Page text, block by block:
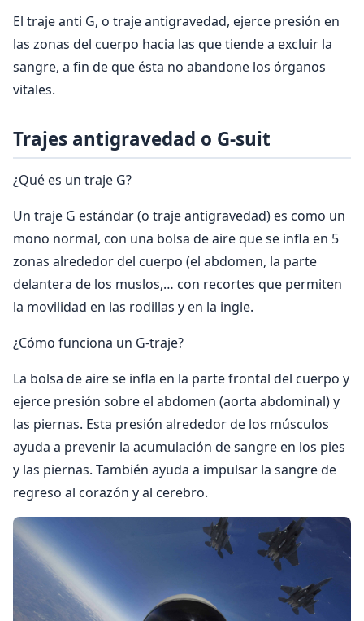
El traje anti G, o traje antigravedad, ejerce presión en
las zonas del cuerpo hacia las que tiende a excluir la
sangre, a fin de que ésta no abandone los órganos
vitales.
Trajes antigravedad o G-suit
¿Qué es un traje G?
Un traje G estándar (o traje antigravedad) es como un
mono normal, con una bolsa de aire que se infla en 5
zonas alrededor del cuerpo (el abdomen, la parte
delantera de los muslos,… con recortes que permiten
la movilidad en las rodillas y en la ingle.
¿Cómo funciona un G-traje?
La bolsa de aire se infla en la parte frontal del cuerpo y
ejerce presión sobre el abdomen (aorta abdominal) y
las piernas. Esta presión alrededor de los músculos
ayuda a prevenir la acumulación de sangre en los pies
y las piernas. También ayuda a impulsar la sangre de
regreso al corazón y al cerebro.